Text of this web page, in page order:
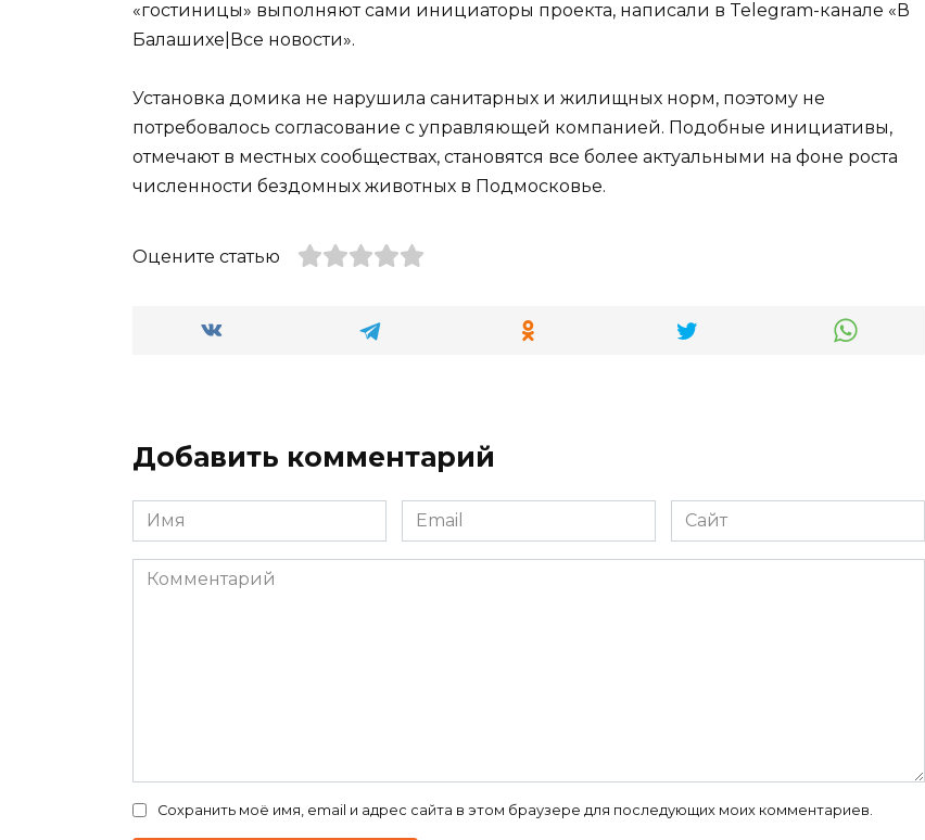
«гостиницы» выполняют сами инициаторы проекта, написали в Telegram-канале «В
Балашихе|Все новости».
Установка домика не нарушила санитарных и жилищных норм, поэтому не
потребовалось согласование с управляющей компанией. Подобные инициативы,
отмечают в местных сообществах, становятся все более актуальными на фоне роста
численности бездомных животных в Подмосковье.
Оцените статью
Добавить комментарий
Имя
*
Email
*
Сайт
Комментарий
Сохранить моё имя, email и адрес сайта в этом браузере для последующих моих комментариев.